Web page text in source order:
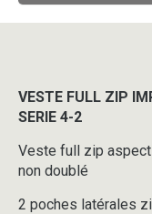
VESTE FULL ZIP
SERIE 4-2
Veste full zip
non doublé
2 poches latérales